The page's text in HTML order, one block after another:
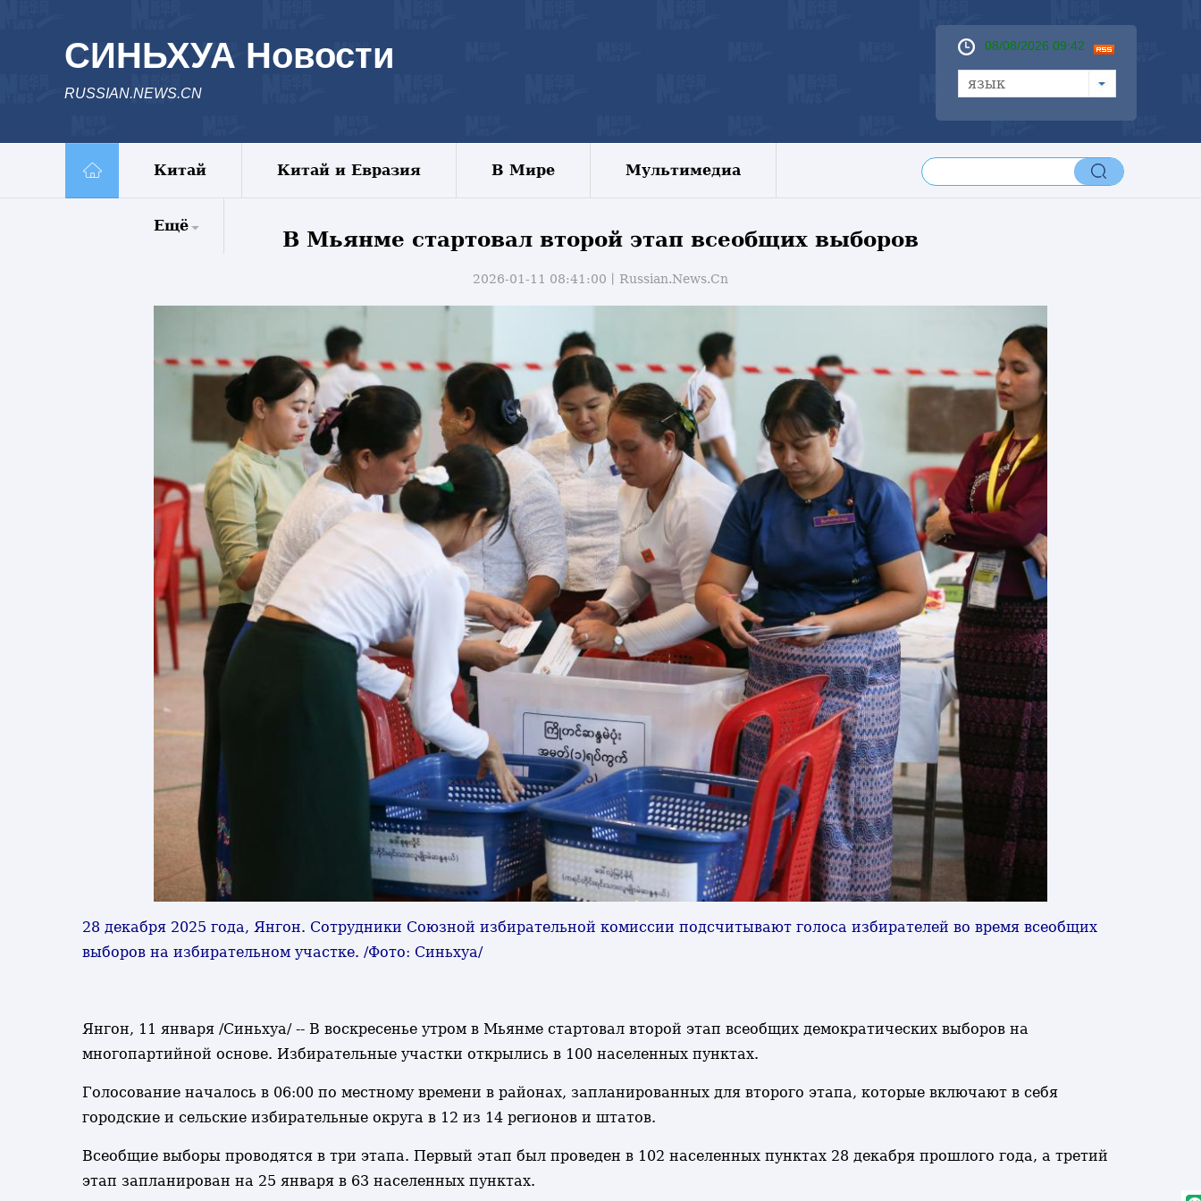
СИНЬХУА Новости
RUSSIAN.NEWS.CN
08/08/2026 09:42
язык
Китай Китай и Евразия В Мире Мультимедиа
Ещё
Спецрепортажи
В Мьянме стартовал второй этап всеобщих выборов
2026-01-11 08:41:00丨 Russian.News.Cn
28 декабря 2025 года, Янгон. Сотрудники Союзной избирательной комиссии подсчитывают голоса избирателей во время всеобщих
выборов на избирательном участке. /Фото: Синьхуа/
Янгон, 11 января /Синьхуа/ -- В воскресенье утром в Мьянме стартовал второй этап всеобщих демократических выборов на
многопартийной основе. Избирательные участки открылись в 100 населенных пунктах.
Голосование началось в 06:00 по местному времени в районах, запланированных для второго этапа, которые включают в себя
городские и сельские избирательные округа в 12 из 14 регионов и штатов.
Всеобщие выборы проводятся в три этапа. Первый этап был проведен в 102 населенных пунктах 28 декабря прошлого года, а третий
этап запланирован на 25 января в 63 населенных пунктах.